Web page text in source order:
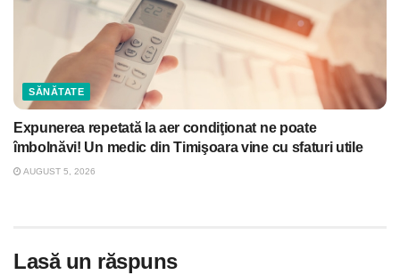
SĂNĂTATE
Expunerea repetată la aer condiţionat ne poate
îmbolnăvi! Un medic din Timişoara vine cu sfaturi utile
AUGUST 5, 2026
Lasă un răspuns